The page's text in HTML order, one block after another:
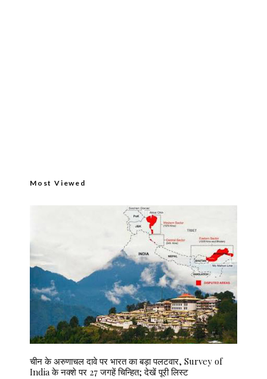
Most Viewed
चीन के अरुणाचल दावे पर भारत का बड़ा पलटवार, Survey of
India के नक्शे पर 27 जगहें चिन्हित; देखें पूरी लिस्ट